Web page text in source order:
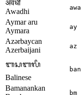
अवधी
Awadhi
awa
Aymar aru
Aymara
ay
Azərbaycan
Azerbaijani
az
ᬩᬲᬩᬮᬶ
Balinese
ban
Bamanankan
bm